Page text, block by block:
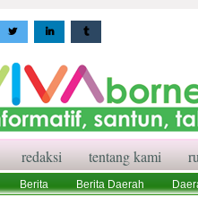
redaksi tentang kami
Berita Berita Daerah